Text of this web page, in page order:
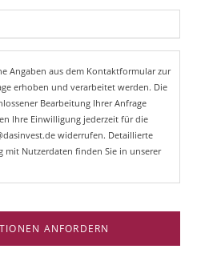
Angaben aus dem Kontaktformular zur
erhoben und verarbeitet werden. Die
Bearbeitung Ihrer Anfrage
Ihre Einwilligung jederzeit für die
widerrufen. Detaillierte
mit Nutzerdaten finden Sie in unserer
ANFORDERN